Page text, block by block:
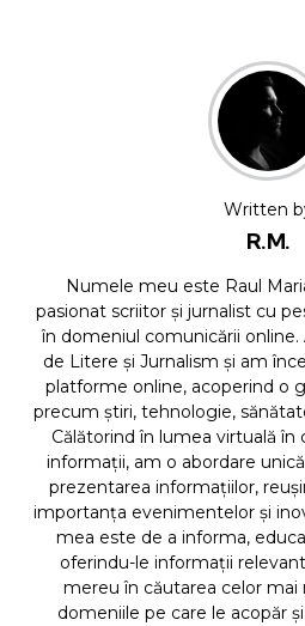
Written
R.M.
Numele meu este Raul
pasionat scriitor și jurnalist cu
în domeniul comunicării
de Litere și Jurnalism și am
platforme online, acoperind o
precum știri, tehnologie,
Călătorind în lumea virtuală în
informații, am o abordare
prezentarea informațiilor,
importanța evenimentelor și
mea este de a informa,
oferindu-le informații
mereu în căutarea celor
domeniile pe care le acopăr